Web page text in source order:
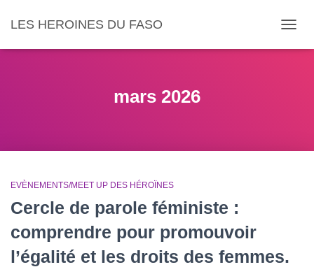
LES HEROINES DU FASO
mars 2026
EVÈNEMENTS/MEET UP DES HÉROÏNES
Cercle de parole féministe :
comprendre pour promouvoir
l’égalité et les droits des femmes.